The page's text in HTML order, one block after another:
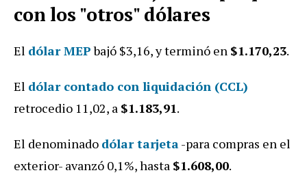
con los "otros" dólares
El dólar MEPbajó $3,16, y terminó en $1.170,23.
El dólar contado con liquidación (CCL)
retrocedio 11,02, a $1.183,91.
El denominado dólar tarjeta-para compras en el
exterior- avanzó 0,1%, hasta $1.608,00.